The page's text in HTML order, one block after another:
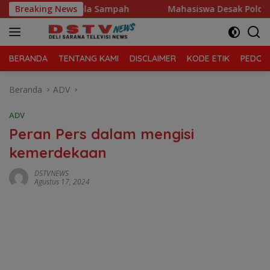
Langsung
ke
konten
Breaking News
Kelola Sampah Mahasiswa Desak Polda Sumut
BERANDA TENTANG KAMI DISCLAIMER KODE ETIK
Beranda ADV
ADV
Peran Pers dalam mengisi
kemerdekaan
DSTVNEWS
Agustus 17, 2024